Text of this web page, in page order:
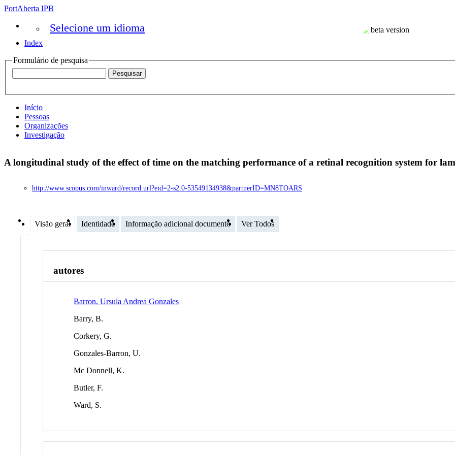
PortAberta IPB
Selecione um idioma
Index
Formulário de pesquisa
Início
Pessoas
Organizações
Investigação
A longitudinal study of the effect of time on the matching performance of a retinal recognition system for
http://www.scopus.com/inward/record.url?eid=2-s2.0-53549134938&partnerID=MN8TOARS
Visão geral Identidade Informação adicional documento Ver Todos
autores
Barron, Ursula Andrea Gonzales
Barry, B.
Corkery, G.
Gonzales-Barron, U.
Mc Donnell, K.
Butler, F.
Ward, S.